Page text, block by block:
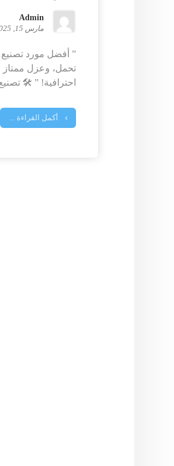
Admin
مارس 15, 2025
” أفضل مورد
تحمل، وعزل ممتاز
احترافية! ” 🛠️
أكمل القراءة ...